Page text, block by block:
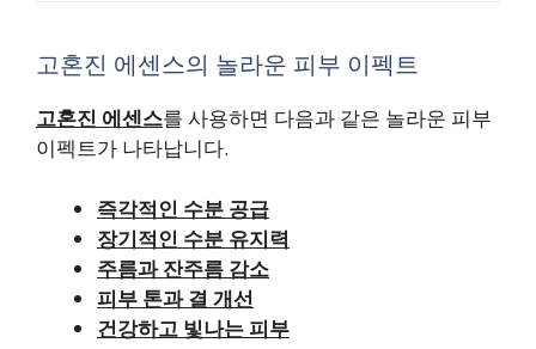
고혼진 에센스의 놀라운 피부 이펙트
고혼진 에센스를 사용하면 다음과 같은 놀라운 피부
이펙트가 나타납니다.
즉각적인 수분 공급
장기적인 수분 유지력
주름과 잔주름 감소
피부 톤과 결 개선
건강하고 빛나는 피부